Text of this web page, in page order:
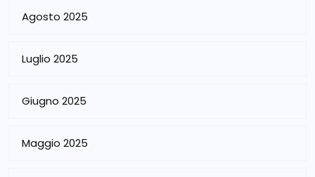
Agosto 2025
Luglio 2025
Giugno 2025
Maggio 2025